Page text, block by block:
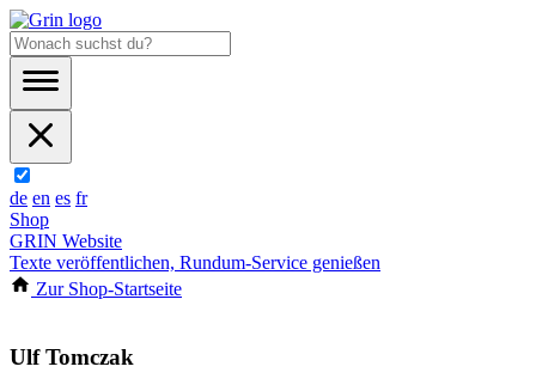
de en es fr
Shop
GRIN Website
Texte veröffentlichen, Rundum-Service genießen
Zur Shop-Startseite
Ulf Tomczak